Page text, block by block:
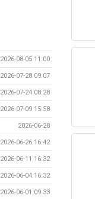
2026-08-05 11:00
2026-07-28 09:07
2026-07-24 08:28
2026-07-09 15:58
2026-06-28
2026-06-26 16:42
2026-06-11 16:32
2026-06-04 16:32
2026-06-01 09:33